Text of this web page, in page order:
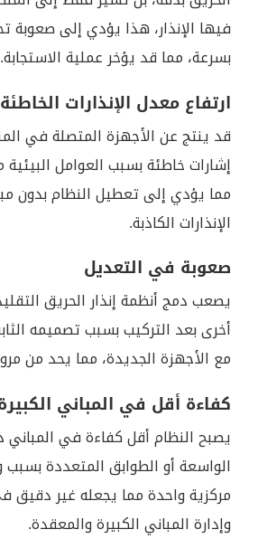
فيها الإنذار، هذا يؤدي إلى صعوبة
بسرعة، مما قد يؤخر عملية الاستجابة.
ارتفاع معدل الإنذارات الخاطئة
قد ينتج عن الأجهزة المتصلة في
إشارات خاطئة بسبب العوامل البيئية
مما يؤدي إلى تعطيل النظام بدون
الإنذارات الكاذبة.
صعوبة في التعديل
يصعب دمج أنظمة إنذار الحريق
أخرى بعد التركيب بسبب تصميمه
مع الأجهزة الجديدة، مما يحد من
كفاءة أقل في المباني
يصبح النظام أقل كفاءة في المباني
الواسعة أو الطوابق المتعددة
مركزية واحدة مما يجعله غير دقيق
وإدارة المباني الكبيرة والمعقدة.